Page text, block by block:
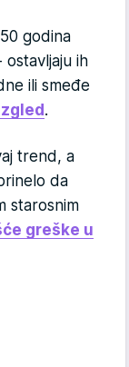
godina
ih
ili smeđe
.
trend, a
da
starosnim
greške u